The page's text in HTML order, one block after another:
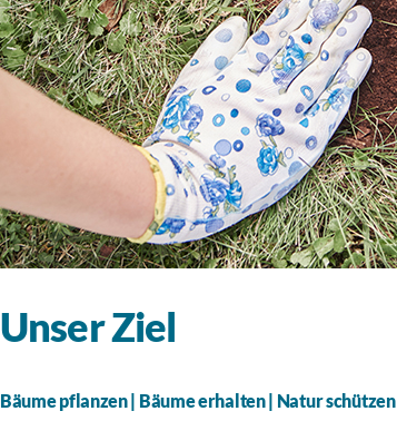
Unser Ziel
Bäume pflanzen | Bäume erhalten | Natur schützen